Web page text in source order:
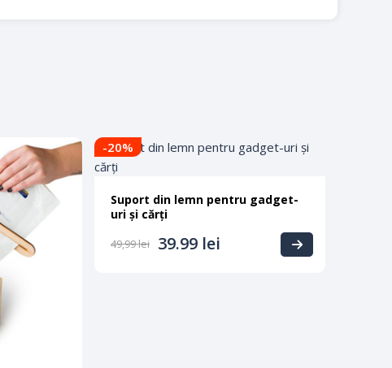
-20%
Suport din lemn pentru gadget-
uri și cărți
49,99lei 39.99 lei